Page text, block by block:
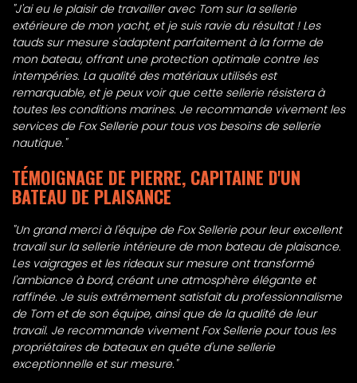
"J'ai eu le plaisir de travailler avec Tom sur la sellerie
extérieure de mon yacht, et je suis ravie du résultat ! Les
tauds sur mesure s'adaptent parfaitement à la forme de
mon bateau, offrant une protection optimale contre les
intempéries. La qualité des matériaux utilisés est
remarquable, et je peux voir que cette sellerie résistera à
toutes les conditions marines. Je recommande vivement les
services de Fox Sellerie pour tous vos besoins de sellerie
nautique."
TÉMOIGNAGE DE PIERRE, CAPITAINE D'UN
BATEAU DE PLAISANCE
"Un grand merci à l'équipe de Fox Sellerie pour leur excellent
travail sur la sellerie intérieure de mon bateau de plaisance.
Les vaigrages et les rideaux sur mesure ont transformé
l'ambiance à bord, créant une atmosphère élégante et
raffinée. Je suis extrêmement satisfait du professionnalisme
de Tom et de son équipe, ainsi que de la qualité de leur
travail. Je recommande vivement Fox Sellerie pour tous les
propriétaires de bateaux en quête d'une sellerie
exceptionnelle et sur mesure."